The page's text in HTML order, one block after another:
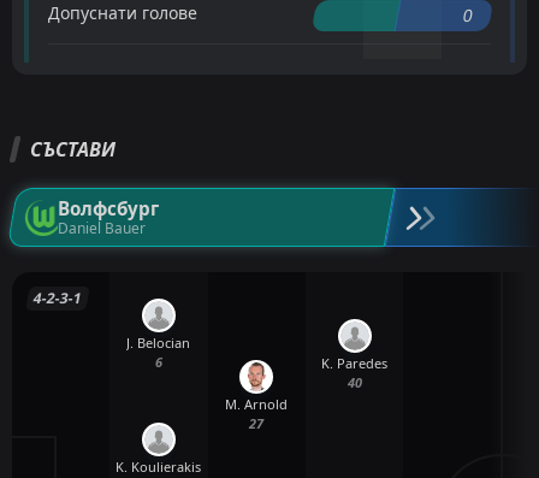
Допуснати голове 0
СЪСТАВИ
Волфсбург
Daniel Bauer
4-2-3-1
K. Koulierakis
J. Belocian
6
M. Arnold
27
K. Paredes
40